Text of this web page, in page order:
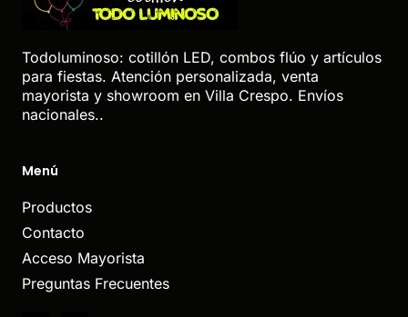
Todoluminoso: cotillón LED, combos flúo y artículos
para fiestas. Atención personalizada, venta
mayorista y showroom en Villa Crespo. Envíos
nacionales..
Menú
Productos
Contacto
Acceso Mayorista
Preguntas Frecuentes